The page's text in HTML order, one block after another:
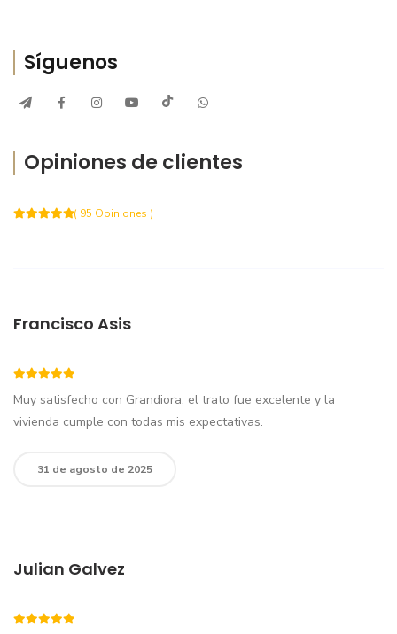
Síguenos
Opiniones de clientes
( 95 Opiniones )
Francisco Asis
Muy satisfecho con Grandiora, el trato fue excelente y la
vivienda cumple con todas mis expectativas.
31 de agosto de 2025
Julian Galvez